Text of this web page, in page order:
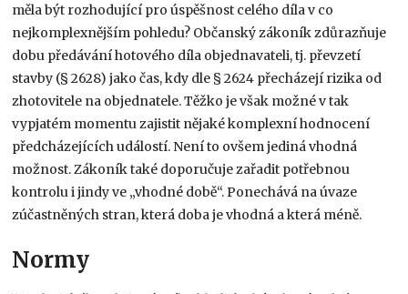
měla být rozhodující pro úspěšnost celého díla v co
nejkomplexnějším pohledu? Občanský zákoník zdůrazňuje
dobu předávání hotového díla objednavateli, tj. převzetí
stavby (§ 2628) jako čas, kdy dle § 2624 přecházejí rizika od
zhotovitele na objednatele. Těžko je však možné v tak
vypjatém momentu zajistit nějaké komplexní hodnocení
předcházejících událostí. Není to ovšem jediná vhodná
možnost. Zákoník také doporučuje zařadit potřebnou
kontrolu i jindy ve „vhodné době“. Ponechává na úvaze
zúčastněných stran, která doba je vhodná a která méně.
Normy